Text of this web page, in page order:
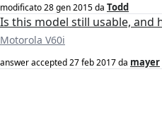
modificato28 gen 2015da Todd
Is this model still usable, and
Motorola V60i
answer accepted27 feb 2017da mayer